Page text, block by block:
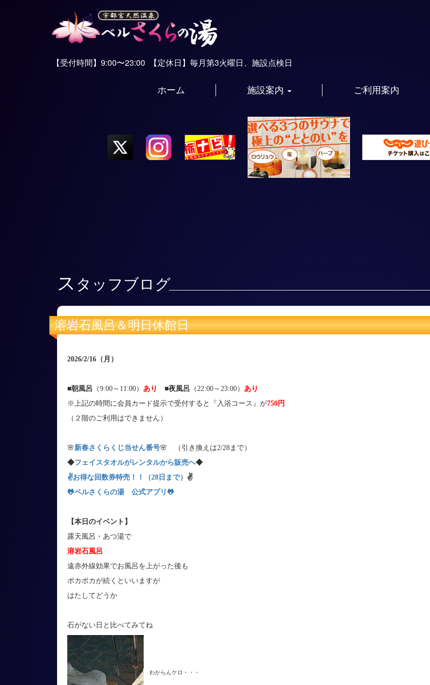
【受付時間】9:00〜23:00 【定休日】毎月第3火曜日、施設点検日
ホーム 施設案内 ご利用案内
ス タッフブログ
溶岩石風呂＆明日休館日
2026/2/16 （月 ）
■朝風呂 （9:00～11:00） あり ■夜風呂 （22:00～23:00） あり
※上記の時間に会員カード提示で受付すると『入浴コース』が750円
（２階のご利用はできません）
🌸新春さくらくじ当せん番号🌸 （引き換えは2/28まで）
◆フェイスタオルがレンタルから販売へ◆
✌お得な回数券特売！！（28日まで） ✌
🐸ベルさくらの湯 公式アプリ 🐸
【本日のイベント】
露天風呂・あつ湯で
溶岩石風呂
遠赤外線効果でお風呂を上がった後も
ポカポカが続くといいますが
はたしてどうか
石がない日と比べてみてね
わからんケロ・・・